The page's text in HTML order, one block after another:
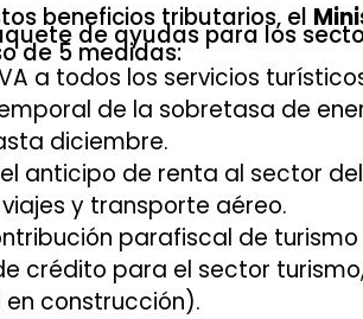
beneficios tributarios, el
de ayudas para los
de 5 medidas:
a todos los servicios
de la sobretasa de
diciembre.
anticipo de renta al sector
y transporte aéreo.
parafiscal de
crédito para el sector
construcción).